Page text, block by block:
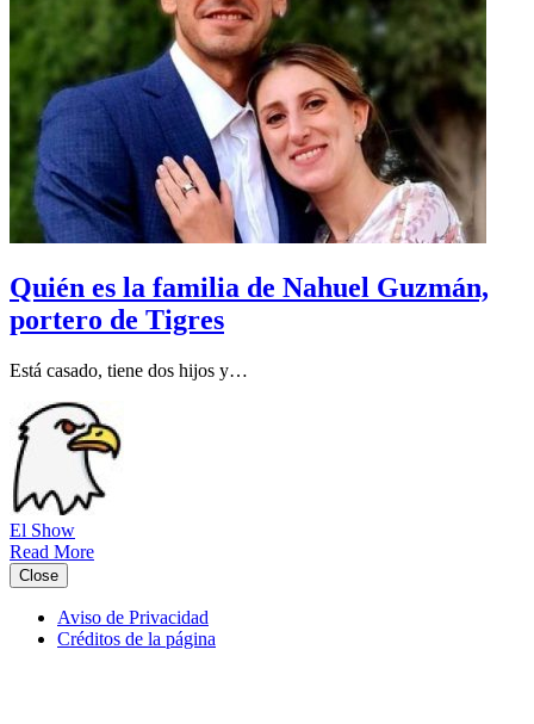
Quién es la familia de Nahuel Guzmán,
portero de Tigres
Está casado, tiene dos hijos y…
El Show
Read More
Close
Aviso de Privacidad
Créditos de la página